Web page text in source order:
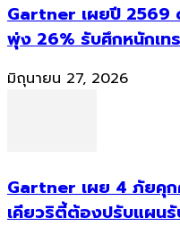
Gartner เผยปี 2569
พุ่ง 26% รับศึกหนักเท
มิถุนายน 27, 2026
Gartner เผย 4 ภัยคุก
เคียวริตี้ต้องปรับแผน